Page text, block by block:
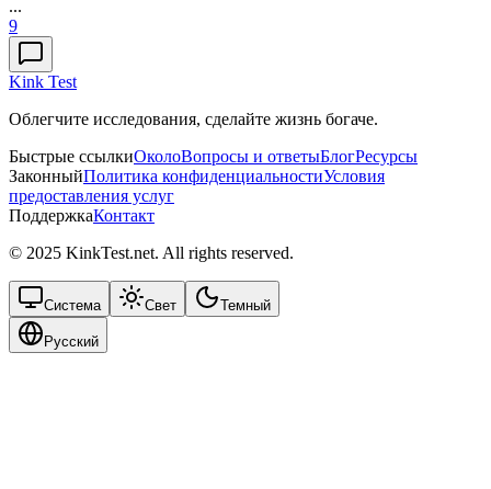
...
9
Kink Test
Облегчите исследования, сделайте жизнь богаче.
Быстрые ссылкиОколоВопросы и ответыБлогРесурсы
ЗаконныйПолитика конфиденциальностиУсловия
предоставления услуг
ПоддержкаКонтакт
© 2025 KinkTest.net. All rights reserved.
Система Свет Темный
Русский